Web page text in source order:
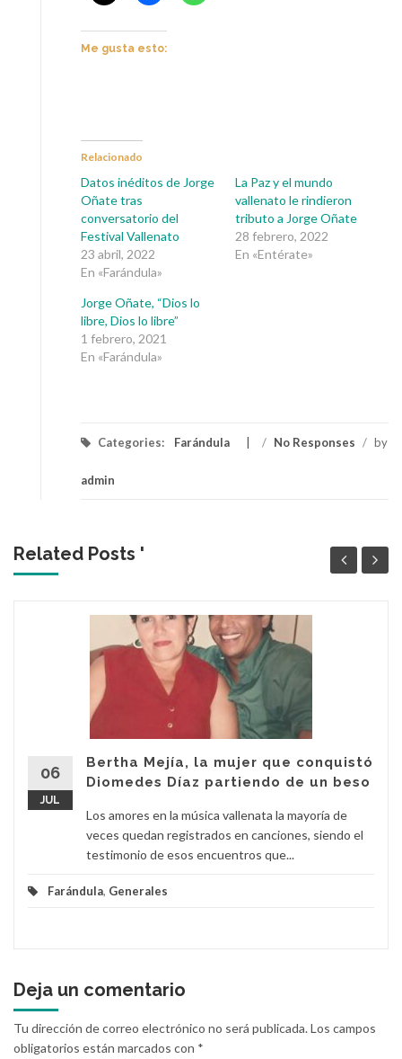
Me gusta esto:
Relacionado
Datos inéditos de Jorge
Oñate tras
conversatorio del
Festival Vallenato
23 abril, 2022
En «Farándula»
La Paz y el mundo
vallenato le rindieron
tributo a Jorge Oñate
28 febrero, 2022
En «Entérate»
Jorge Oñate, “Dios lo
libre, Dios lo libre”
1 febrero, 2021
En «Farándula»
Categories: Farándula / No Responses / by
admin
Related Posts '
06
JUL
Bertha Mejía, la mujer que conquistó
Diomedes Díaz partiendo de un beso
Los amores en la música vallenata la mayoría de
veces quedan registrados en canciones, siendo el
testimonio de esos encuentros que...
Farándula, Generales
Deja un comentario
Tu dirección de correo electrónico no será publicada.Los campos
obligatorios están marcados con *